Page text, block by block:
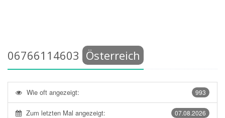
06766114603 Österreich
993
Wie oft angezeigt:
07.08.2026
Zum letzten Mal angezeigt: